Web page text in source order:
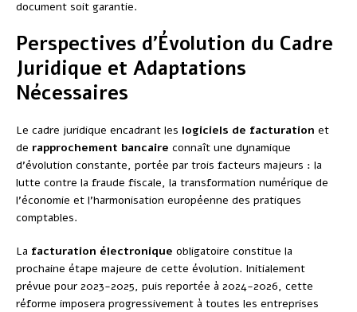
document soit garantie.
Perspectives d’Évolution du Cadre
Juridique et Adaptations
Nécessaires
Le cadre juridique encadrant les logiciels de facturation et
de rapprochement bancaire connaît une dynamique
d’évolution constante, portée par trois facteurs majeurs : la
lutte contre la fraude fiscale, la transformation numérique de
l’économie et l’harmonisation européenne des pratiques
comptables.
La facturation électronique obligatoire constitue la
prochaine étape majeure de cette évolution. Initialement
prévue pour 2023-2025, puis reportée à 2024-2026, cette
réforme imposera progressivement à toutes les entreprises